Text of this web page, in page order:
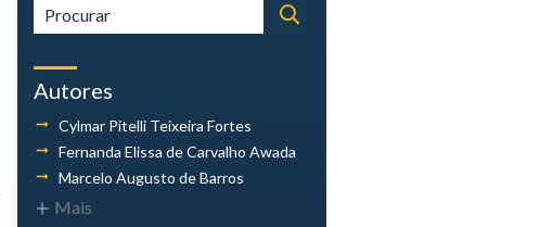
Autores
Cylmar Pitelli Teixeira Fortes
Fernanda Elissa de Carvalho Awada
Marcelo Augusto de Barros
Mais